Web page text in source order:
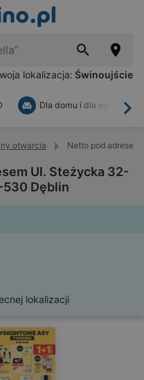
lokalizacja: Świnoujście
Dla domu i dla ogrodu
otwarcia Netto pod
Ul. Steżycka 32-
Dęblin
lokalizacji